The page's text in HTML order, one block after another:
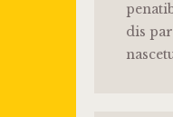
dis